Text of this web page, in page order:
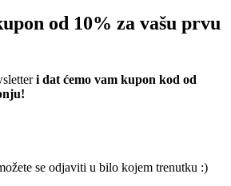
od 10% za vašu prvu
i dat ćemo vam kupon kod od
se odjaviti u bilo kojem trenutku :)